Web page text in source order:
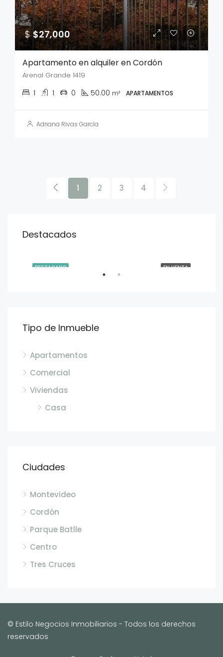
$$27,000
Apartamento en alquiler en Cordón
Arenal Grande 1419
1 1 0 50.00 m² APARTAMENTOS
Adriana Rivas García
1 2 3 4
Destacados
EN VENTA
DESTACADO
U$D$126,500
Tipo de Inmueble
Apartamentos
Comercial
Viviendas
Casa
Ciudades
Montevideo
Cordón
Parque Batlle
Centro
Tres Cruces
© Estilo Negocios Inmobiliarios - Todos los derechos
reservados